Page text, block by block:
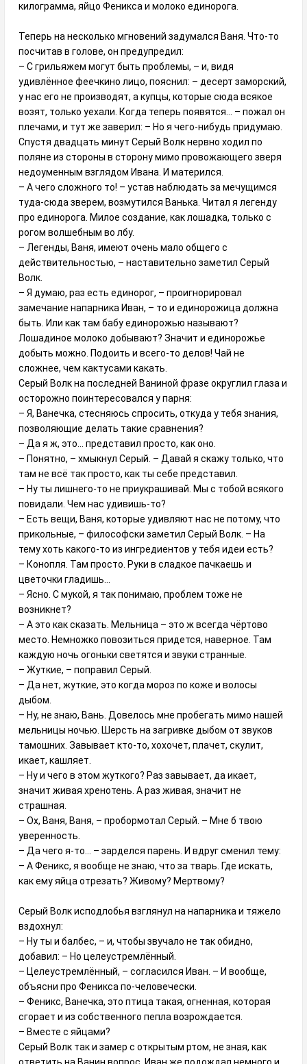
килограмма, яйцо Феникса и молоко единорога.
Теперь на несколько мгновений задумался Ваня. Что-то
посчитав в голове, он предупредил:
– С грильяжем могут быть проблемы, – и, видя
удивлённое феечкино лицо, пояснил: – десерт заморский,
у нас его не производят, а купцы, которые сюда всякое
возят, только уехали. Когда теперь появятся… – пожал он
плечами, и тут же заверил: – Но я чего-нибудь придумаю.
Спустя двадцать минут Серый Волк нервно ходил по
поляне из стороны в сторону мимо провожающего зверя
недоуменным взглядом Ивана. И матерился.
– А чего сложного то! – устав наблюдать за мечущимся
туда-сюда зверем, возмутился Ванька. Читал я легенду
про единорога. Милое создание, как лошадка, только с
рогом волшебным во лбу.
– Легенды, Ваня, имеют очень мало общего с
действительностью, – наставительно заметил Серый
Волк.
– Я думаю, раз есть единорог, – проигнорировал
замечание напарника Иван, – то и единорожица должна
быть. Или как там бабу единорожью называют?
Лошадиное молоко добывают? Значит и единорожье
добыть можно. Подоить и всего-то делов! Чай не
сложнее, чем кактусами какать.
Серый Волк на последней Ваниной фразе округлил глаза и
осторожно поинтересовался у парня:
– Я, Ванечка, стесняюсь спросить, откуда у тебя знания,
позволяющие делать такие сравнения?
– Да я ж, это… представил просто, как оно.
– Понятно, – хмыкнул Серый. – Давай я скажу только, что
там не всё так просто, как ты себе представил.
– Ну ты лишнего-то не приукрашивай. Мы с тобой всякого
повидали. Чем нас удивишь-то?
– Есть вещи, Ваня, которые удивляют нас не потому, что
прикольные, – философски заметил Серый Волк. – На
тему хоть какого-то из ингредиентов у тебя идеи есть?
– Конопля. Там просто. Руки в сладкое пачкаешь и
цветочки гладишь…
– Ясно. С мукой, я так понимаю, проблем тоже не
возникнет?
– А это как сказать. Мельница – это ж всегда чёртово
место. Немножко повозиться придется, наверное. Там
каждую ночь огоньки светятся и звуки странные.
– Жуткие, – поправил Серый.
– Да нет, жуткие, это когда мороз по коже и волосы
дыбом.
– Ну, не знаю, Вань. Довелось мне пробегать мимо нашей
мельницы ночью. Шерсть на загривке дыбом от звуков
тамошних. Завывает кто-то, хохочет, плачет, скулит,
икает, кашляет.
– Ну и чего в этом жуткого? Раз завывает, да икает,
значит живая хренотень. А раз живая, значит не
страшная.
– Ох, Ваня, Ваня, – пробормотал Серый. – Мне б твою
уверенность.
– Да чего я-то... – зарделся парень. И вдруг сменил тему:
– А Феникс, я вообще не знаю, что за тварь. Где искать,
как ему яйца отрезать? Живому? Мертвому?
Серый Волк исподлобья взглянул на напарника и тяжело
вздохнул:
– Ну ты и балбес, – и, чтобы звучало не так обидно,
добавил: – Но целеустремлённый.
– Целеустремлённый, – согласился Иван. – И вообще,
объясни про Феникса по-человечески.
– Феникс, Ванечка, это птица такая, огненная, которая
сгорает и из собственного пепла возрождается.
– Вместе с яйцами?
Серый Волк так и замер с открытым ртом, не зная, как